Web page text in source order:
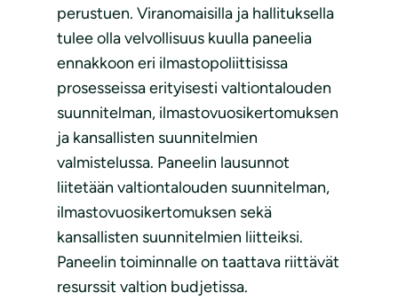
perustuen. Viranomaisilla ja hallituksella
tulee olla velvollisuus kuulla paneelia
ennakkoon eri ilmastopoliittisissa
prosesseissa erityisesti valtiontalouden
suunnitelman, ilmastovuosikertomuksen
ja kansallisten suunnitelmien
valmistelussa. Paneelin lausunnot
liitetään valtiontalouden suunnitelman,
ilmastovuosikertomuksen sekä
kansallisten suunnitelmien liitteiksi.
Paneelin toiminnalle on taattava riittävät
resurssit valtion budjetissa.